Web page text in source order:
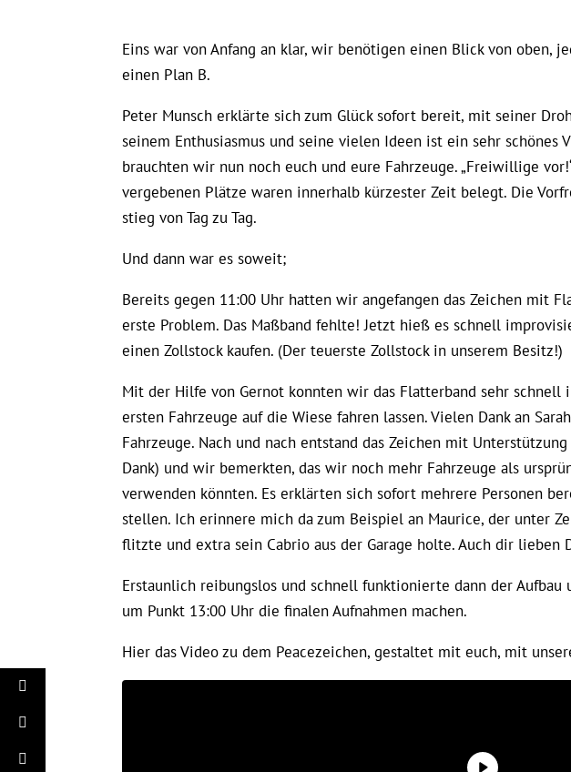
Eins war von Anfang an klar, wir benötigen einen Blick von oben,
einen Plan B.
Peter Munsch erklärte sich zum Glück sofort bereit, mit seiner
seinem Enthusiasmus und seine vielen Ideen ist ein sehr schönes
brauchten wir nun noch euch und eure Fahrzeuge. „Freiwillige
vergebenen Plätze waren innerhalb kürzester Zeit belegt. Die
stieg von Tag zu Tag.
Und dann war es soweit;
Bereits gegen 11:00 Uhr hatten wir angefangen das Zeichen mit
erste Problem. Das Maßband fehlte! Jetzt hieß es schnell
einen Zollstock kaufen. (Der teuerste Zollstock in unserem Besitz!)
Mit der Hilfe von Gernot konnten wir das Flatterband sehr
ersten Fahrzeuge auf die Wiese fahren lassen. Vielen Dank an
Fahrzeuge. Nach und nach entstand das Zeichen mit
Dank) und wir bemerkten, das wir noch mehr Fahrzeuge als
verwenden könnten. Es erklärten sich sofort mehrere Personen
stellen. Ich erinnere mich da zum Beispiel an Maurice, der unter
flitzte und extra sein Cabrio aus der Garage holte. Auch dir lieben
Erstaunlich reibungslos und schnell funktionierte dann der
um Punkt 13:00 Uhr die finalen Aufnahmen machen.
Hier das Video zu dem Peacezeichen, gestaltet mit euch, mit